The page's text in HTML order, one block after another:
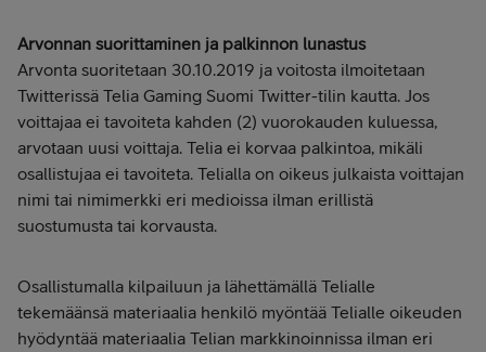
Arvonnan suorittaminen ja palkinnon lunastus
Arvonta suoritetaan 30.10.2019 ja voitosta ilmoitetaan
Twitterissä Telia Gaming Suomi Twitter-tilin kautta. Jos
voittajaa ei tavoiteta kahden (2) vuorokauden kuluessa,
arvotaan uusi voittaja. Telia ei korvaa palkintoa, mikäli
osallistujaa ei tavoiteta. Telialla on oikeus julkaista voittajan
nimi tai nimimerkki eri medioissa ilman erillistä
suostumusta tai korvausta.
Osallistumalla kilpailuun ja lähettämällä Telialle
tekemäänsä materiaalia henkilö myöntää Telialle oikeuden
hyödyntää materiaalia Telian markkinoinnissa ilman eri